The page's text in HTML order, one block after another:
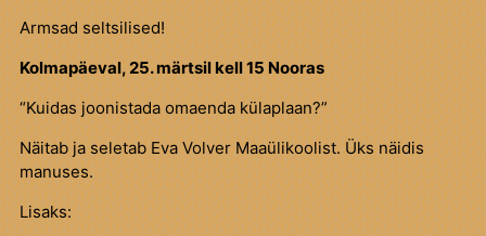
Armsad seltsilised!
Kolmapäeval, 25. märtsil kell 15 Nooras
“Kuidas joonistada omaenda külaplaan?”
Näitab ja seletab Eva Volver Maaülikoolist. Üks näidis
manuses.
Lisaks: